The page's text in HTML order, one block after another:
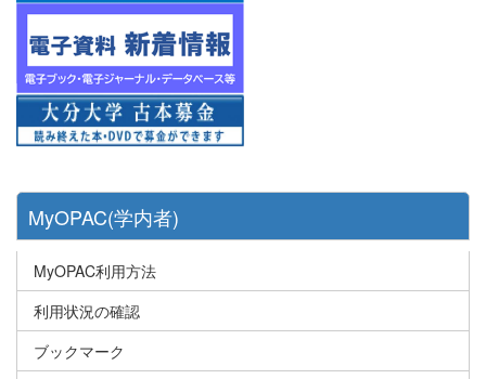
MyOPAC(学内者)
MyOPAC利用方法
利用状況の確認
ブックマーク